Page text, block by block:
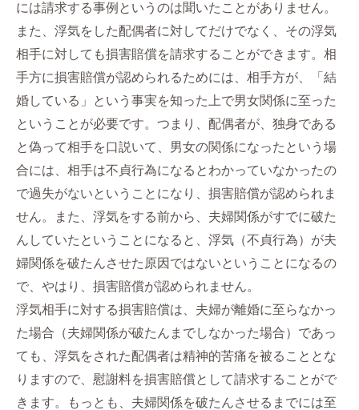
には請求する事例というのは聞いたことがありません。
また、浮気をした配偶者に対してだけでなく、その浮気
相手に対しても損害賠償を請求することができます。相
手方に損害賠償が認められるためには、相手方が、「結
婚している」という事実を知った上で男女関係に至った
ということが必要です。つまり、配偶者が、独身である
と偽って相手を口説いて、男女の関係になったという場
合には、相手は不貞行為になるとわかっていなかったの
で過失がないということになり、損害賠償が認められま
せん。また、浮気をする前から、夫婦関係がすでに破た
んしていたということになると、浮気（不貞行為）が夫
婦関係を破たんさせた原因ではないということになるの
で、やはり、損害賠償が認められません。
浮気相手に対する損害賠償は、夫婦が離婚に至らなかっ
た場合（夫婦関係が破たんまでしなかった場合）であっ
ても、浮気をされた配偶者は精神的苦痛を被ることとな
りますので、慰謝料を損害賠償として請求することがで
きます。もっとも、夫婦関係を破たんさせるまでには至